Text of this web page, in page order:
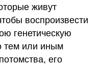
живут
воспроизвести
генетическую
тем или иным
его